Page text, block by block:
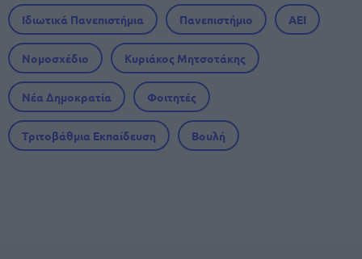
Ιδιωτικά Πανεπιστήμια Πανεπιστήμιο ΑΕΙ
Νομοσχέδιο Κυριάκος Μητσοτάκης
Νέα Δημοκρατία Φοιτητές
Τριτοβάθμια Εκπαίδευση Βουλή